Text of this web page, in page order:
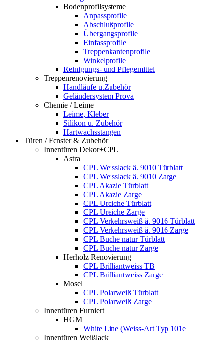
Bodenprofilsysteme
Anpassprofile
Abschlußprofile
Übergangsprofile
Einfassprofile
Treppenkantenprofile
Winkelprofile
Reinigungs- und Pflegemittel
Treppenrenovierung
Handläufe u.Zubehör
Geländersystem Prova
Chemie / Leime
Leime, Kleber
Silikon u. Zubehör
Hartwachsstangen
Türen / Fenster & Zubehör
Innentüren Dekor+CPL
Astra
CPL Weisslack ä. 9010 Türblatt
CPL Weisslack ä. 9010 Zarge
CPL Akazie Türblatt
CPL Akazie Zarge
CPL Ureiche Türblatt
CPL Ureiche Zarge
CPL Verkehrsweiß ä. 9016 Türblatt
CPL Verkehrsweiß ä. 9016 Zarge
CPL Buche natur Türblatt
CPL Buche natur Zarge
Herholz Renovierung
CPL Brilliantweiss TB
CPL Brilliantweiss Zarge
Mosel
CPL Polarweiß Türblatt
CPL Polarweiß Zarge
Innentüren Furniert
HGM
White Line (Weiss-Art Typ 101e
Innentüren Weißlack